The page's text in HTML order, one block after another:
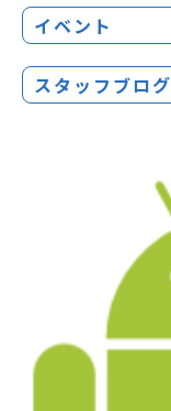
イベント
スタッフブログ